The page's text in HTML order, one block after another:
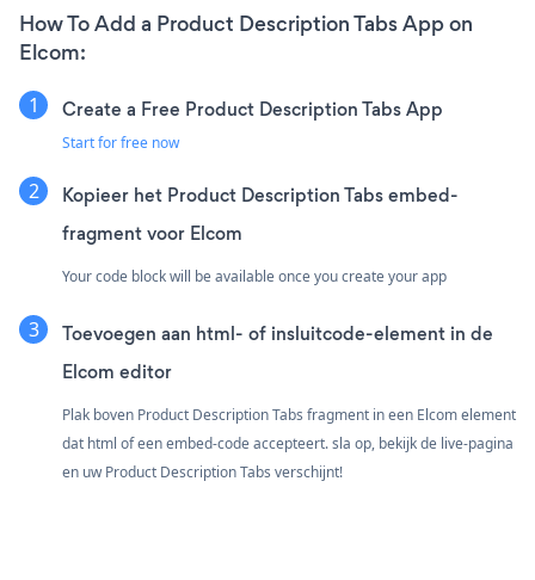
How To Add a Product Description Tabs App on
Elcom:
Create a Free Product Description Tabs App
Start for free now
Kopieer het Product Description Tabs embed-
fragment voor Elcom
Your code block will be available once you create your app
Toevoegen aan html- of insluitcode-element in de
Elcom editor
Plak boven Product Description Tabs fragment in een Elcom element
dat html of een embed-code accepteert. sla op, bekijk de live-pagina
en uw Product Description Tabs verschijnt!